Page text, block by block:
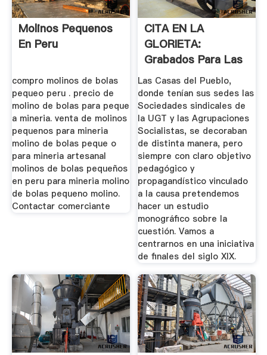
Molinos Pequenos
En Peru
compro molinos de bolas
pequeo peru . precio de
molino de bolas para peque
a mineria. venta de molinos
pequenos para mineria
molino de bolas peque o
para mineria artesanal
molinos de bolas pequeños
en peru para mineria molino
de bolas pequeno molino.
Contactar comerciante
CITA EN LA
GLORIETA:
Grabados Para Las
Casas Del Pueblo A
...
Las Casas del Pueblo,
donde tenían sus sedes las
Sociedades sindicales de
la UGT y las Agrupaciones
Socialistas, se decoraban
de distinta manera, pero
siempre con claro objetivo
pedagógico y
propagandístico vinculado
a la causa pretendemos
hacer un estudio
monográfico sobre la
cuestión. Vamos a
centrarnos en una iniciativa
de finales del siglo XIX.